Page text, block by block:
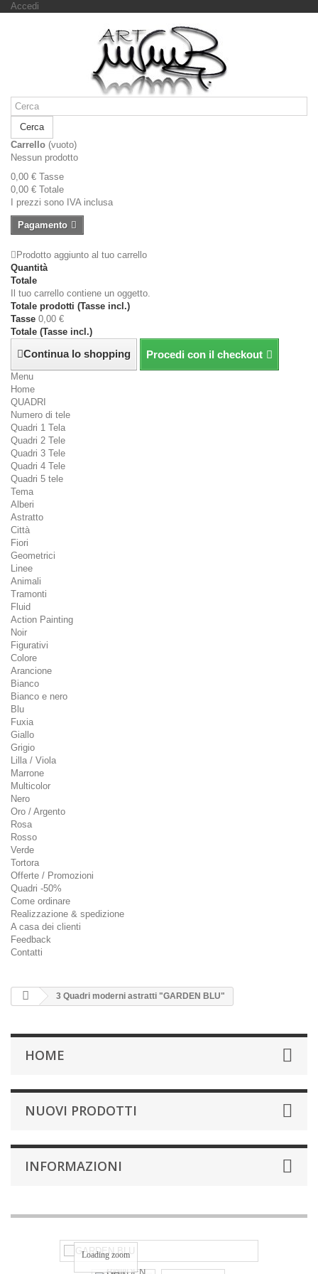
Accedi
Cerca
Carrello (vuoto)
Nessun prodotto
0,00 € Tasse
0,00 € Totale
I prezzi sono IVA inclusa
Pagamento
Prodotto aggiunto al tuo carrello
Quantità
Totale
Il tuo carrello contiene un oggetto.
Totale prodotti (Tasse incl.)
Tasse 0,00 €
Totale (Tasse incl.)
Continua lo shopping Procedi con il checkout
Menu
Home
QUADRI
Numero di tele
Quadri 1 Tela
Quadri 2 Tele
Quadri 3 Tele
Quadri 4 Tele
Quadri 5 tele
Tema
Alberi
Astratto
Città
Fiori
Geometrici
Linee
Animali
Tramonti
Fluid
Action Painting
Noir
Figurativi
Colore
Arancione
Bianco
Bianco e nero
Blu
Fuxia
Giallo
Grigio
Lilla / Viola
Marrone
Multicolor
Nero
Oro / Argento
Rosa
Rosso
Verde
Tortora
Offerte / Promozioni
Quadri -50%
Come ordinare
Realizzazione & spedizione
A casa dei clienti
Feedback
Contatti
3 Quadri moderni astratti "GARDEN BLU"
HOME
NUOVI PRODOTTI
INFORMAZIONI
Loading zoom